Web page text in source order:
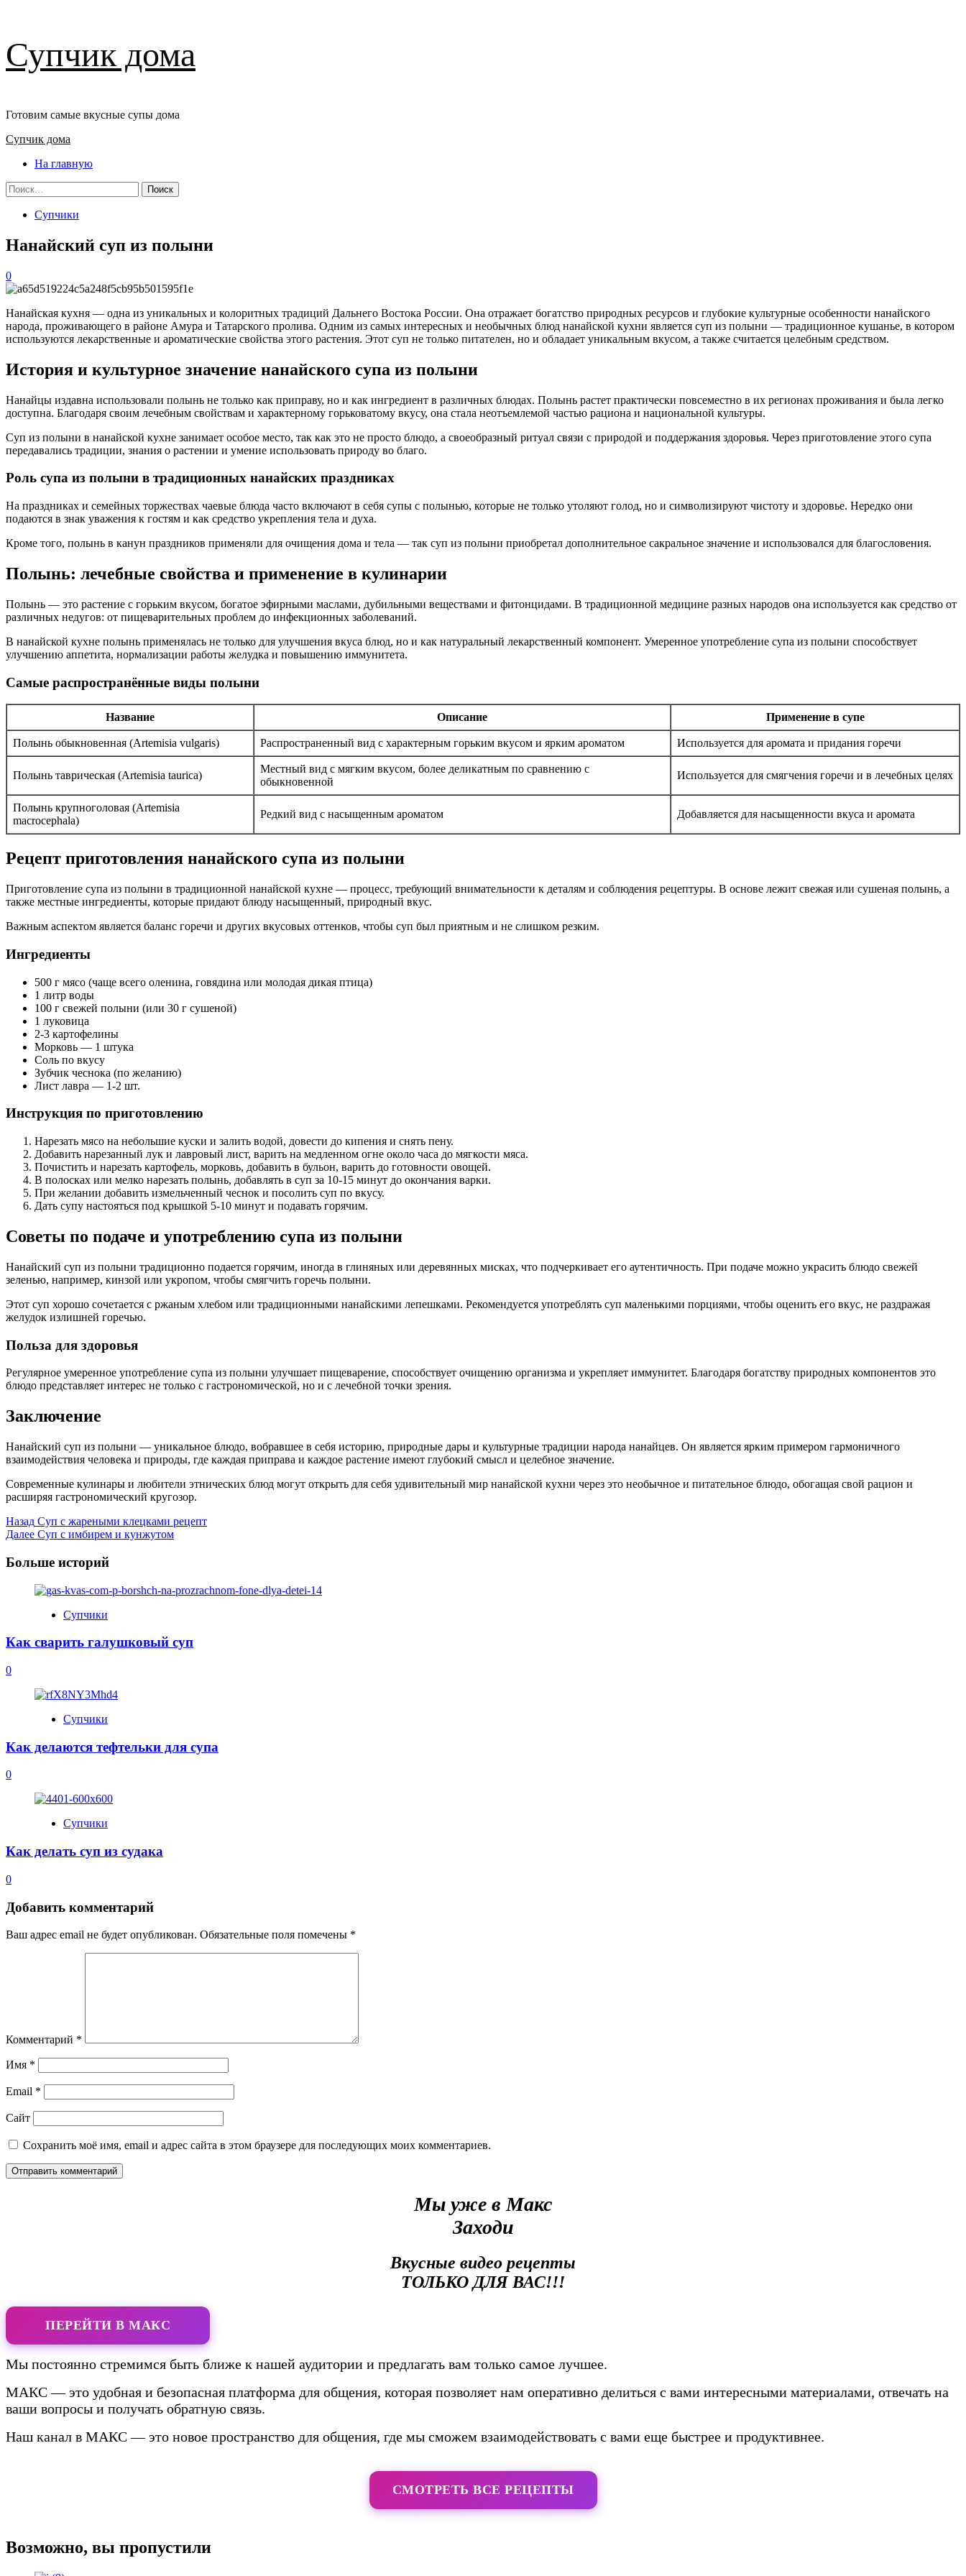
к
содержимому
Супчик дома
Готовим самые вкусные супы дома
Основное
Супчик дома
На главную
Найти:
Супчики
Нанайский суп из полыни
0
Нанайская кухня — одна из уникальных и колоритных традиций Дальнего Востока России. Она отражает богатство природных ресурсов и глубокие культурные особенности нанайского
народа, проживающего в районе Амура и Татарского пролива. Одним из самых интересных и необычных блюд нанайской кухни является суп из полыни — традиционное кушанье, в котором
используются лекарственные и ароматические свойства этого растения. Этот суп не только питателен, но и обладает уникальным вкусом, а также считается целебным средством.
История и культурное значение нанайского супа из полыни
Нанайцы издавна использовали полынь не только как приправу, но и как ингредиент в различных блюдах. Полынь растет практически повсеместно в их регионах проживания и была легко
доступна. Благодаря своим лечебным свойствам и характерному горьковатому вкусу, она стала неотъемлемой частью рациона и национальной культуры.
Суп из полыни в нанайской кухне занимает особое место, так как это не просто блюдо, а своеобразный ритуал связи с природой и поддержания здоровья. Через приготовление этого супа
передавались традиции, знания о растении и умение использовать природу во благо.
Роль супа из полыни в традиционных нанайских праздниках
На праздниках и семейных торжествах чаевые блюда часто включают в себя супы с полынью, которые не только утоляют голод, но и символизируют чистоту и здоровье. Нередко они
подаются в знак уважения к гостям и как средство укрепления тела и духа.
Кроме того, полынь в канун праздников применяли для очищения дома и тела — так суп из полыни приобретал дополнительное сакральное значение и использовался для благословения.
Полынь: лечебные свойства и применение в кулинарии
Полынь — это растение с горьким вкусом, богатое эфирными маслами, дубильными веществами и фитонцидами. В традиционной медицине разных народов она используется как средство от
различных недугов: от пищеварительных проблем до инфекционных заболеваний.
В нанайской кухне полынь применялась не только для улучшения вкуса блюд, но и как натуральный лекарственный компонент. Умеренное употребление супа из полыни способствует
улучшению аппетита, нормализации работы желудка и повышению иммунитета.
Самые распространённые виды полыни
Название Описание Применение в супе
Полынь обыкновенная (Artemisia vulgaris) Распространенный вид с характерным горьким вкусом и ярким ароматом Используется для аромата и придания горечи
Полынь таврическая (Artemisia taurica)
Местный вид с мягким вкусом, более деликатным по сравнению с
обыкновенной
Используется для смягчения горечи и в лечебных целях
Полынь крупноголовая (Artemisia
macrocephala)
Редкий вид с насыщенным ароматом Добавляется для насыщенности вкуса и аромата
Рецепт приготовления нанайского супа из полыни
Приготовление супа из полыни в традиционной нанайской кухне — процесс, требующий внимательности к деталям и соблюдения рецептуры. В основе лежит свежая или сушеная полынь, а
также местные ингредиенты, которые придают блюду насыщенный, природный вкус.
Важным аспектом является баланс горечи и других вкусовых оттенков, чтобы суп был приятным и не слишком резким.
Ингредиенты
500 г мясо (чаще всего оленина, говядина или молодая дикая птица)
1 литр воды
100 г свежей полыни (или 30 г сушеной)
1 луковица
2-3 картофелины
Морковь — 1 штука
Соль по вкусу
Зубчик чеснока (по желанию)
Лист лавра — 1-2 шт.
Инструкция по приготовлению
Нарезать мясо на небольшие куски и залить водой, довести до кипения и снять пену.
Добавить нарезанный лук и лавровый лист, варить на медленном огне около часа до мягкости мяса.
Почистить и нарезать картофель, морковь, добавить в бульон, варить до готовности овощей.
В полосках или мелко нарезать полынь, добавлять в суп за 10-15 минут до окончания варки.
При желании добавить измельченный чеснок и посолить суп по вкусу.
Дать супу настояться под крышкой 5-10 минут и подавать горячим.
Советы по подаче и употреблению супа из полыни
Нанайский суп из полыни традиционно подается горячим, иногда в глиняных или деревянных мисках, что подчеркивает его аутентичность. При подаче можно украсить блюдо свежей
зеленью, например, кинзой или укропом, чтобы смягчить горечь полыни.
Этот суп хорошо сочетается с ржаным хлебом или традиционными нанайскими лепешками. Рекомендуется употреблять суп маленькими порциями, чтобы оценить его вкус, не раздражая
желудок излишней горечью.
Польза для здоровья
Регулярное умеренное употребление супа из полыни улучшает пищеварение, способствует очищению организма и укрепляет иммунитет. Благодаря богатству природных компонентов это
блюдо представляет интерес не только с гастрономической, но и с лечебной точки зрения.
Заключение
Нанайский суп из полыни — уникальное блюдо, вобравшее в себя историю, природные дары и культурные традиции народа нанайцев. Он является ярким примером гармоничного
взаимодействия человека и природы, где каждая приправа и каждое растение имеют глубокий смысл и целебное значение.
Современные кулинары и любители этнических блюд могут открыть для себя удивительный мир нанайской кухни через это необычное и питательное блюдо, обогащая свой рацион и
расширяя гастрономический кругозор.
Post
Navigation
Назад Суп с жареными клецками рецепт
Далее Суп с имбирем и кунжутом
Больше историй
Супчики
Как сварить галушковый суп
0
Супчики
Как делаются тефтельки для супа
0
Супчики
Как делать суп из судака
0
Добавить комментарий
Ваш адрес email не будет опубликован. Обязательные поля помечены *
Комментарий *
Имя *
Email *
Сайт
Сохранить моё имя, email и адрес сайта в этом браузере для последующих моих комментариев.
Мы уже в Макс
Заходи
Вкусные видео рецепты
ТОЛЬКО ДЛЯ ВАС!!!
ПЕРЕЙТИ В МАКС
Мы постоянно стремимся быть ближе к нашей аудитории и предлагать вам только самое лучшее.
МАКС — это удобная и безопасная платформа для общения, которая позволяет нам оперативно делиться с вами интересными материалами, отвечать на
ваши вопросы и получать обратную связь.
Наш канал в МАКС — это новое пространство для общения, где мы сможем взаимодействовать с вами еще быстрее и продуктивнее.
СМОТРЕТЬ ВСЕ РЕЦЕПТЫ
Возможно, вы пропустили